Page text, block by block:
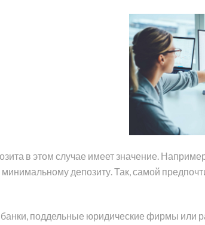
в этом случае имеет значение.
минимальному депозиту. Так, самой
поддельные юридические фирмы или